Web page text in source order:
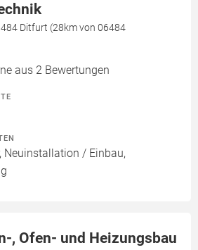
Ditfurt (28km von 06484
aus 2 Bewertungen
Neuinstallation / Einbau,
, Ofen- und Heizungsbau